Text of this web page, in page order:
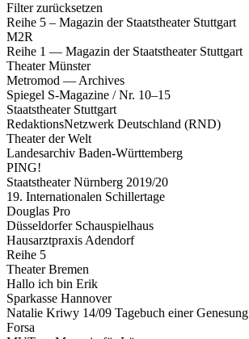
Filter zurücksetzen
Reihe 5 – Magazin der Staatstheater Stuttgart
M2R
Reihe 1 — Magazin der Staatstheater Stuttgart
Theater Münster
Metromod — Archives
Spiegel S-Magazine / Nr. 10–15
Staatstheater Stuttgart
RedaktionsNetzwerk Deutschland (RND)
Theater der Welt
Landesarchiv Baden-Württemberg
PING!
Staatstheater Nürnberg 2019/20
19. Internationalen Schillertage
Douglas Pro
Düsseldorfer Schauspielhaus
Hausarztpraxis Adendorf
Reihe 5
Theater Bremen
Hallo ich bin Erik
Sparkasse Hannover
Natalie Kriwy 14/09 Tagebuch einer Genesung
Forsa